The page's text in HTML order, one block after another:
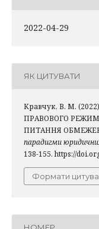
2022-04-29
ЯК ЦИТУВАТИ
Кравчук, В. М.
ПРАВОВОГО
ПИТАННЯ
парадигми
138-155. https://
Формати